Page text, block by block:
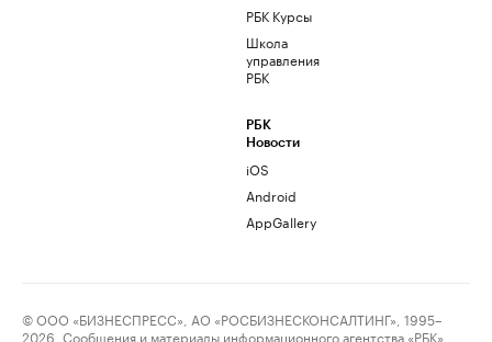
РБК Курсы
Школа
управления
РБК
РБК
Новости
iOS
Android
AppGallery
© ООО «БИЗНЕСПРЕСС», АО «РОСБИЗНЕСКОНСАЛТИНГ», 1995–
2026. Сообщения и материалы информационного агентства «РБК»